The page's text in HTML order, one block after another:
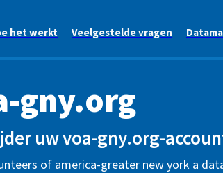
het werkt Veelgestelde vragen
gny.org
uw voa-gny.org-
of america-greater new york a